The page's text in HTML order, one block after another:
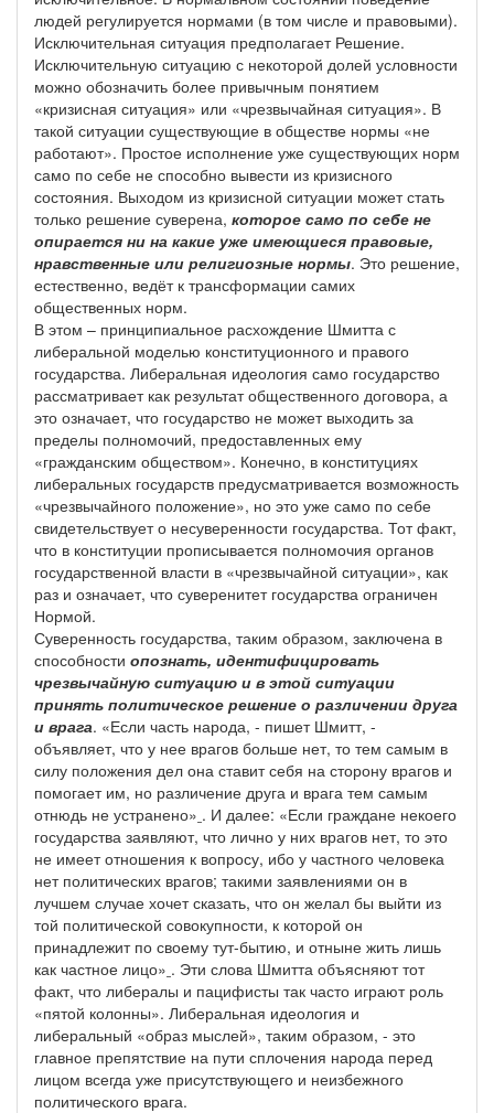
людей регулируется нормами (в том числе и правовыми).
Исключительная ситуация предполагает Решение.
Исключительную ситуацию с некоторой долей условности
можно обозначить более привычным понятием
«кризисная ситуация» или «чрезвычайная ситуация». В
такой ситуации существующие в обществе нормы «не
работают». Простое исполнение уже существующих норм
само по себе не способно вывести из кризисного
состояния. Выходом из кризисной ситуации может стать
только решение суверена, которое само по себе не
опирается ни на какие уже имеющиеся правовые,
нравственные или религиозные нормы. Это решение,
естественно, ведёт к трансформации самих
общественных норм.
В этом – принципиальное расхождение Шмитта с
либеральной моделью конституционного и правого
государства. Либеральная идеология само государство
рассматривает как результат общественного договора, а
это означает, что государство не может выходить за
пределы полномочий, предоставленных ему
«гражданским обществом». Конечно, в конституциях
либеральных государств предусматривается возможность
«чрезвычайного положение», но это уже само по себе
свидетельствует о несуверенности государства. Тот факт,
что в конституции прописывается полномочия органов
государственной власти в «чрезвычайной ситуации», как
раз и означает, что суверенитет государства ограничен
Нормой.
Суверенность государства, таким образом, заключена в
способности опознать, идентифицировать
чрезвычайную ситуацию и в этой ситуации
принять политическое решение о различении друга
и врага. «Если часть народа, - пишет Шмитт, -
объявляет, что у нее врагов больше нет, то тем самым в
силу положения дел она ставит себя на сторону врагов и
помогает им, но различение друга и врага тем самым
отнюдь не устранено» . И далее: «Если граждане некоего
государства заявляют, что лично у них врагов нет, то это
не имеет отношения к вопросу, ибо у частного человека
нет политических врагов; такими заявлениями он в
лучшем случае хочет сказать, что он желал бы выйти из
той политической совокупности, к которой он
принадлежит по своему тут-бытию, и отныне жить лишь
как частное лицо» . Эти слова Шмитта объясняют тот
факт, что либералы и пацифисты так часто играют роль
«пятой колонны». Либеральная идеология и
либеральный «образ мыслей», таким образом, - это
главное препятствие на пути сплочения народа перед
лицом всегда уже присутствующего и неизбежного
политического врага.